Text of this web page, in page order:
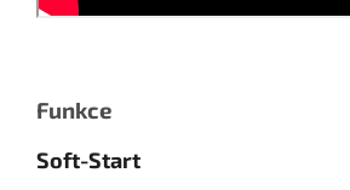
Funkce
Soft-Start